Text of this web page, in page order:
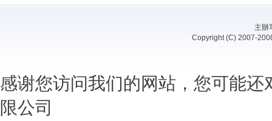
主
Copyright (C) 2007-
感谢您访问我们的网站，您可能
限公司